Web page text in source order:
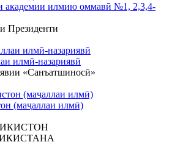
академии илмию оммавӣ №1, 2,3,4-
Президенти
илмӣ-назариявӣ
«Санъатшиносӣ»
(маҷаллаи илмӣ)